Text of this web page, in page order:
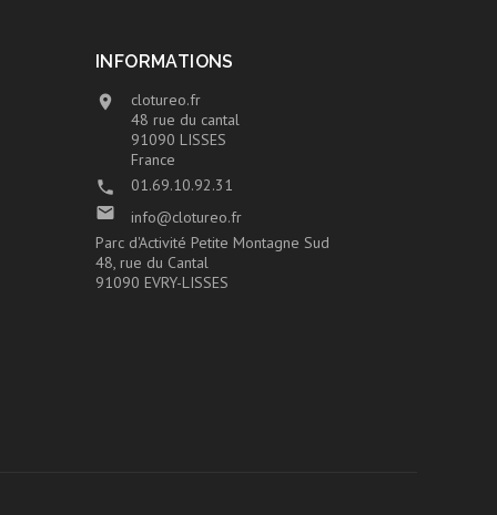
INFORMATIONS

clotureo.fr
48 rue du cantal
91090 LISSES
France

01.69.10.92.31

info@clotureo.fr
Parc d'Activité Petite Montagne Sud
48, rue du Cantal
91090 EVRY-LISSES